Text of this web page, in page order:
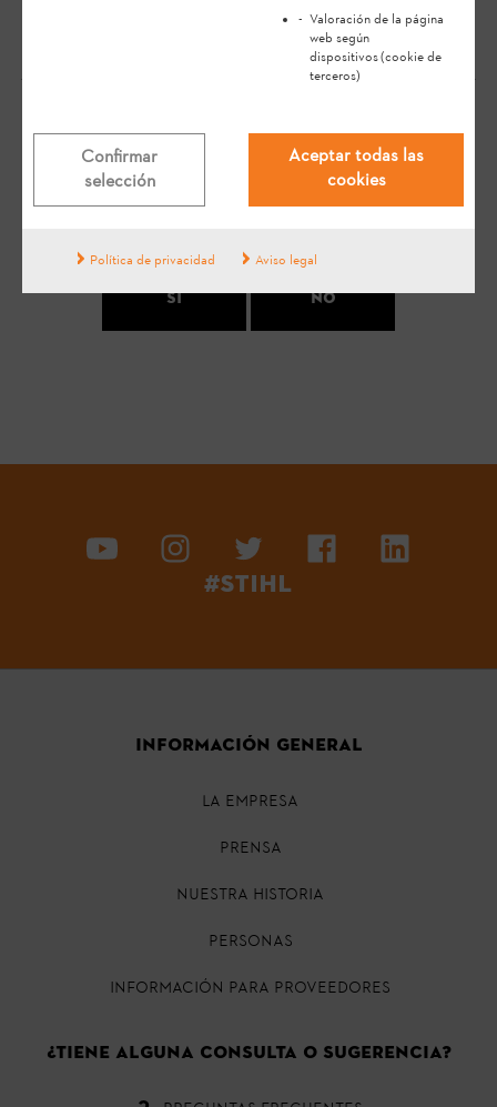
Su opinion es muy importante para nosotros
Sí No
#STIHL
INFORMACIÓN GENERAL
La empresa
Prensa
Nuestra historia
Personas
Información para proveedores
¿Tiene alguna consulta o sugerencia?
Valoración de la página
web según
dispositivos(cookie de
terceros)
Confirmar
selección
Aceptar todas las
cookies
Política de privacidad Aviso legal